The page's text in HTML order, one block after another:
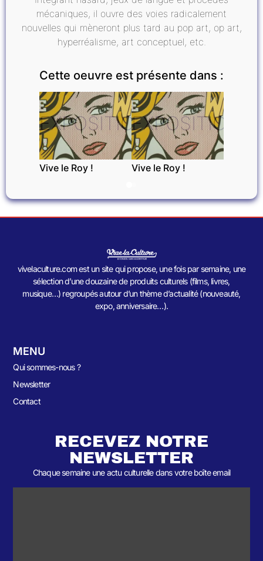
mécaniques, il ouvre des voies radicalement
nouvelles qui mèneront plus tard au pop art, op art,
hyperréalisme, art conceptuel, etc.
Cette oeuvre est présente dans :
EXPOSITIONS
Vive le Roy !
EXPOSITIONS
Vive le Roy !
vivelaculture.com est un site qui propose, une fois par semaine, une
sélection d’une douzaine de produits culturels (films, livres,
musique…) regroupés autour d’un thème d’actualité (nouveauté,
expo, anniversaire…).
MENU
Qui sommes-nous ?
Newsletter
Contact
RECEVEZ NOTRE
NEWSLETTER
Chaque semaine une actu culturelle dans votre boîte email